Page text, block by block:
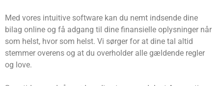
Med vores intuitive software kan du nemt indsende dine
bilag online og få adgang til dine finansielle oplysninger når
som helst, hvor som helst. Vi sørger for at dine tal altid
stemmer overens og at du overholder alle gældende regler
og love.